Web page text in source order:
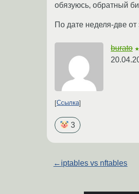
обязуюсь, обратный
По дате неделя-две
burato
Ссылка
3
← iptables vs nftables